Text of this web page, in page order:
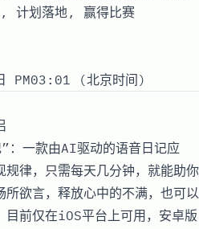
计划落地, 赢得比赛
PM03:01 (北京时间)
：一款由AI驱动的语音日记应
规律，只需每天几分钟，就能助你
欲言，释放心中的不满，也可以
目前仅在iOS平台上可用，安卓版